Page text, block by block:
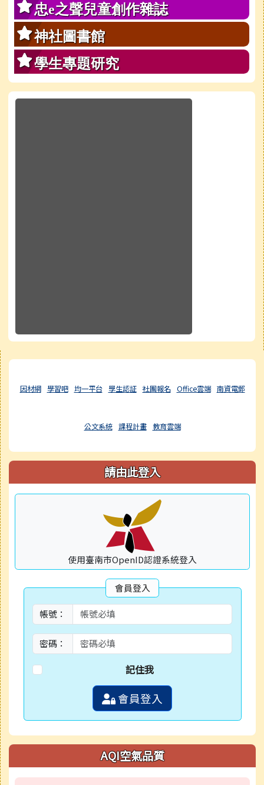
忠e之聲兒童創作雜誌
神社圖書館
學生專題研究
於彈跳視窗觀看：學校line官方好友QRcode
右邊區域內容
因材網 學習吧 均一平台 學生認証 社團報名 Office雲端 南資電郵
公文系統 課程計畫 教育雲端
請由此登入
使用臺南市OpenID認證系統登入
會員登入
帳號：
密碼：
記住我
會員登入
AQI空氣品質